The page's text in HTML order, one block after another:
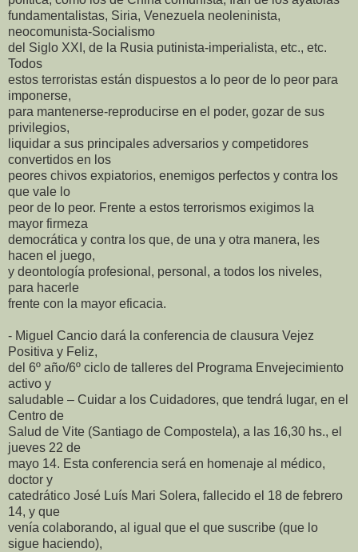
fundamentalistas, Siria, Venezuela neoleninista,
neocomunista-Socialismo
del Siglo XXI, de la Rusia putinista-imperialista, etc., etc.
Todos
estos terroristas están dispuestos a lo peor de lo peor para
imponerse,
para mantenerse-reproducirse en el poder, gozar de sus
privilegios,
liquidar a sus principales adversarios y competidores
convertidos en los
peores chivos expiatorios, enemigos perfectos y contra los
que vale lo
peor de lo peor. Frente a estos terrorismos exigimos la
mayor firmeza
democrática y contra los que, de una y otra manera, les
hacen el juego,
y deontología profesional, personal, a todos los niveles,
para hacerle
frente con la mayor eficacia.
- Miguel Cancio dará la conferencia de clausura Vejez
Positiva y Feliz,
del 6º año/6º ciclo de talleres del Programa Envejecimiento
activo y
saludable – Cuidar a los Cuidadores, que tendrá lugar, en el
Centro de
Salud de Vite (Santiago de Compostela), a las 16,30 hs., el
jueves 22 de
mayo 14. Esta conferencia será en homenaje al médico,
doctor y
catedrático José Luís Mari Solera, fallecido el 18 de febrero
14, y que
venía colaborando, al igual que el que suscribe (que lo
sigue haciendo),